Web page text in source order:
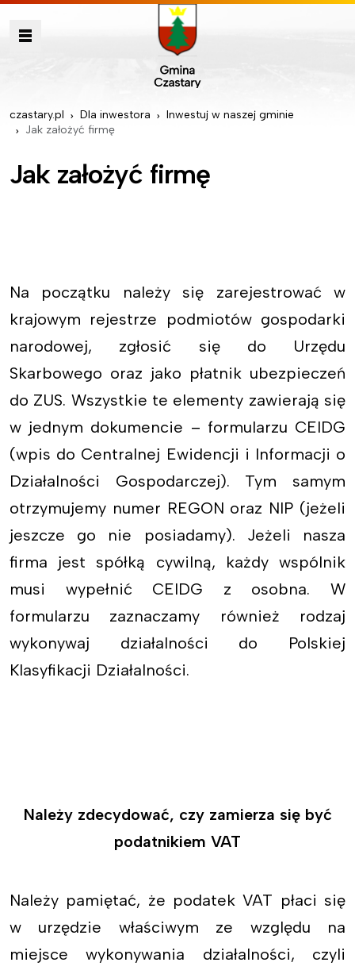
czastary.pl Dla inwestora
Inwestuj w naszej gminie
Jak założyć firmę
Jak założyć firmę
Na początku należy się zarejestrować w
krajowym rejestrze podmiotów gospodarki
narodowej, zgłosić się do Urzędu
Skarbowego oraz jako płatnik ubezpieczeń
do ZUS. Wszystkie te elementy zawierają się
w jednym dokumencie – formularzu CEIDG
(wpis do Centralnej Ewidencji i Informacji o
Działalności Gospodarczej). Tym samym
otrzymujemy numer REGON oraz NIP (jeżeli
jeszcze go nie posiadamy). Jeżeli nasza
firma jest spółką cywilną, każdy wspólnik
musi wypełnić CEIDG z osobna. W
formularzu zaznaczamy również rodzaj
wykonywaj działalności do Polskiej
Klasyfikacji Działalności.
Należy zdecydować, czy zamierza się być
podatnikiem VAT
Należy pamiętać, że podatek VAT płaci się
w urzędzie właściwym ze względu na
miejsce wykonywania działalności, czyli